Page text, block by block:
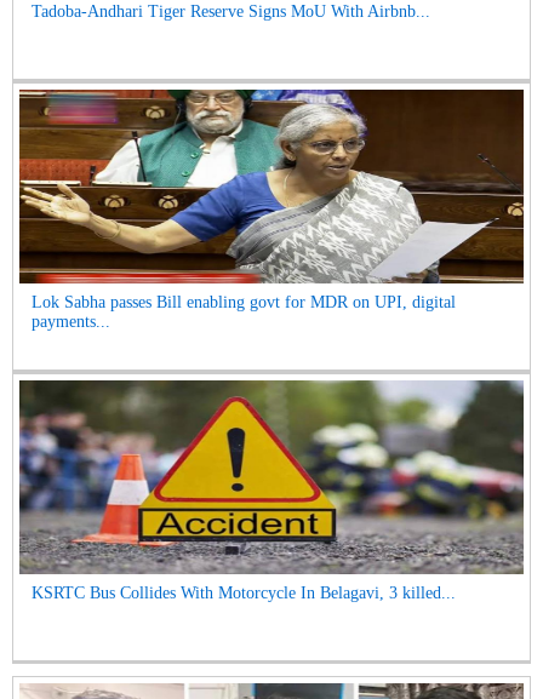
Tadoba-Andhari Tiger Reserve Signs MoU With Airbnb...
Lok Sabha passes Bill enabling govt for MDR on UPI, digital
payments...
KSRTC Bus Collides With Motorcycle In Belagavi, 3 killed...